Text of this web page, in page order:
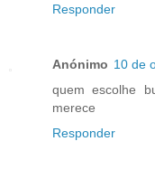
Responder
Anónimo 10 de
quem escolhe
merece
Responder